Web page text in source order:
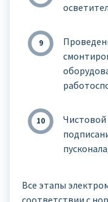
Чистовой
Все этапы